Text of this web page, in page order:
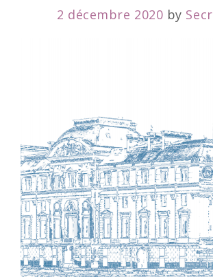
2 décembre 2020 by